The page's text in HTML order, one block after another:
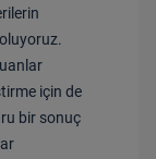
için de
bir sonuç